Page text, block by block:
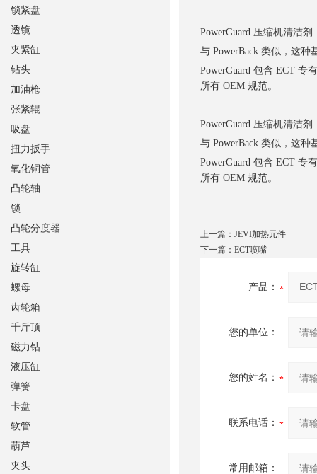
PowerGuard 压缩机清洁剂
与 PowerBack 类似，这
PowerGuard 包含 ECT 专
所有 OEM 规范。
PowerGuard 压缩机清洁剂
与 PowerBack 类似，这
PowerGuard 包含 ECT 专
所有 OEM 规范。
上一篇： JEVI加热元件
下一篇： ECT喷嘴
产品：
您的单位：
您的姓名：
联系电话：
常用邮箱：
锁紧盘
透镜
夹紧缸
钻头
加油枪
张紧辊
吸盘
扭力扳手
氧化铜管
凸轮轴
锁
凸轮分度器
工具
旋转缸
螺母
齿轮箱
千斤顶
磁力钻
液压缸
弹簧
卡盘
软管
葫芦
夹头